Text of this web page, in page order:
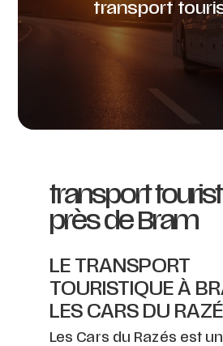
transport
transport
près de Bram
LE TRANSPORT
TOURISTIQUE À
LES CARS DU
Les Cars du Razés est